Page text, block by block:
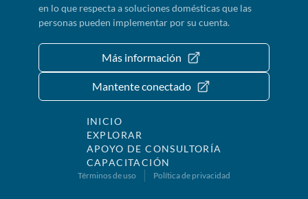
en lo que respecta a soluciones domésticas que las
personas pueden implementar por su cuenta.
Más información
Mantente conectado
INICIO
EXPLORAR
APOYO DE CONSULTORÍA
CAPACITACIÓN
Términos de uso Política de privacidad